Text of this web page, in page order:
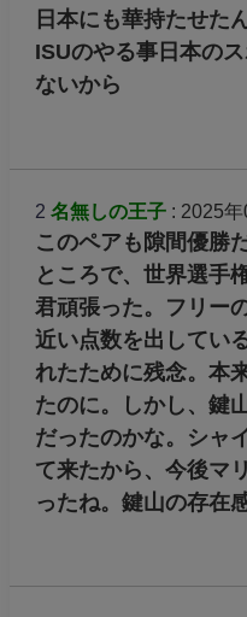
日本にも華持たせた
ISUのやる事日本の
ないから
2 名無しの王子: 2025年
このペアも隙間優勝
ところで、世界選手
君頑張った。フリー
近い点数を出してい
れたために残念。本
たのに。しかし、鍵
だったのかな。シャ
て来たから、今後マ
ったね。鍵山の存在